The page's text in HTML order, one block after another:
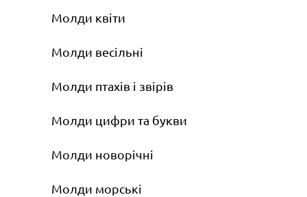
Молди квіти
Молди весільні
Молди птахів і звірів
Молди цифри та букви
Молди новорічні
Молди морські